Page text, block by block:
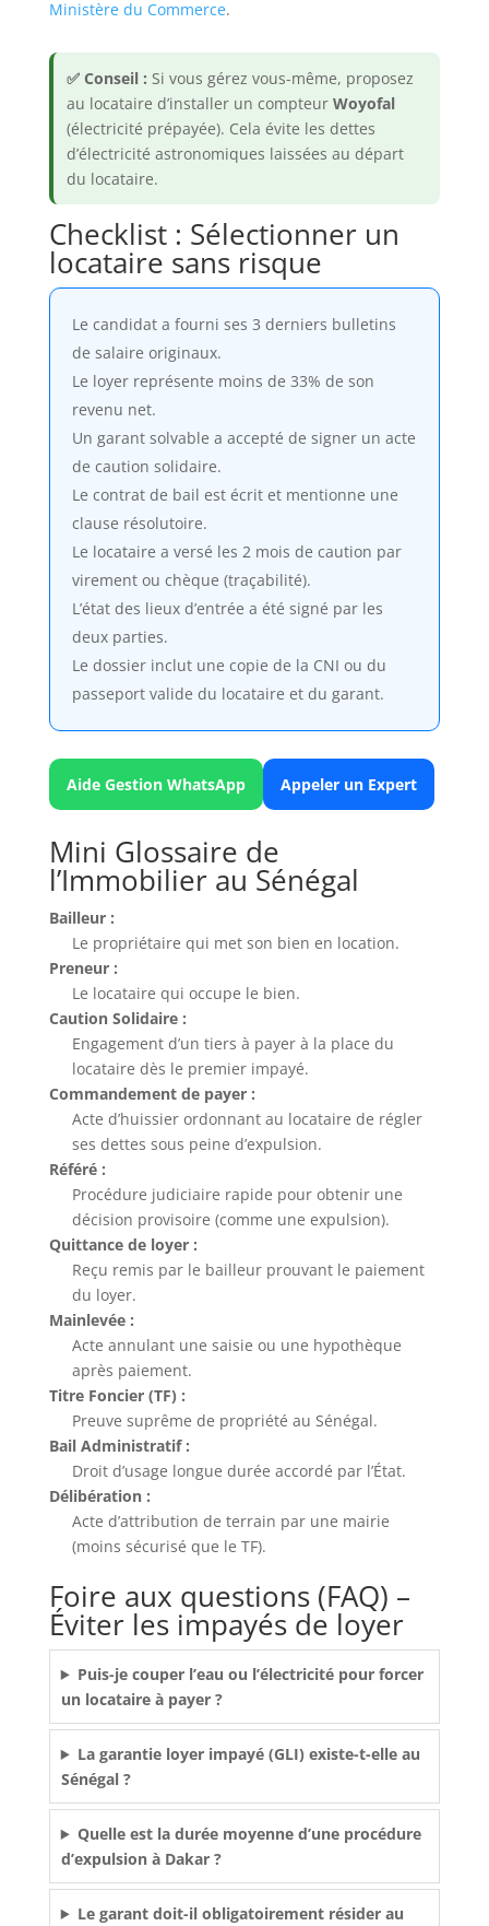
Ministère du Commerce.
✅ Conseil : Si vous gérez vous-même, proposez
au locataire d’installer un compteur Woyofal
(électricité prépayée). Cela évite les dettes
d’électricité astronomiques laissées au départ
du locataire.
Checklist : Sélectionner un
locataire sans risque
Le candidat a fourni ses 3 derniers bulletins
de salaire originaux.
Le loyer représente moins de 33% de son
revenu net.
Un garant solvable a accepté de signer un acte
de caution solidaire.
Le contrat de bail est écrit et mentionne une
clause résolutoire.
Le locataire a versé les 2 mois de caution par
virement ou chèque (traçabilité).
L’état des lieux d’entrée a été signé par les
deux parties.
Le dossier inclut une copie de la CNI ou du
passeport valide du locataire et du garant.
Aide Gestion WhatsApp Appeler un Expert
Mini Glossaire de
l’Immobilier au Sénégal
Bailleur :
Le propriétaire qui met son bien en location.
Preneur :
Le locataire qui occupe le bien.
Caution Solidaire :
Engagement d’un tiers à payer à la place du
locataire dès le premier impayé.
Commandement de payer :
Acte d’huissier ordonnant au locataire de régler
ses dettes sous peine d’expulsion.
Référé :
Procédure judiciaire rapide pour obtenir une
décision provisoire (comme une expulsion).
Quittance de loyer :
Reçu remis par le bailleur prouvant le paiement
du loyer.
Mainlevée :
Acte annulant une saisie ou une hypothèque
après paiement.
Titre Foncier (TF) :
Preuve suprême de propriété au Sénégal.
Bail Administratif :
Droit d’usage longue durée accordé par l’État.
Délibération :
Acte d’attribution de terrain par une mairie
(moins sécurisé que le TF).
Foire aux questions (FAQ) –
Éviter les impayés de loyer
Puis-je couper l’eau ou l’électricité pour forcer
un locataire à payer ?
La garantie loyer impayé (GLI) existe-t-elle au
Sénégal ?
Quelle est la durée moyenne d’une procédure
d’expulsion à Dakar ?
Le garant doit-il obligatoirement résider au